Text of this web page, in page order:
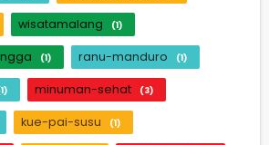
wisatamalang (1)
(1) ranu-manduro (1)
minuman-sehat (3)
kue-pai-susu (1)